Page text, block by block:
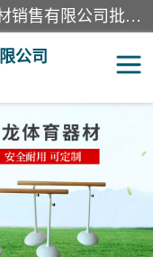
【1分钟前更新】盐山洛龙体育器材销售有限公司批量供应：300米障碍器材、400米障碍器材、部队训练器材、双杠、体操垫、舞蹈把杆等产品。盐山洛龙体育器材销售有限公司经过多年的发展，集研发，生产，销售，售后服务为一体. 奉行“质量，信誉，服务”的宗旨，以开拓创新的精神和真诚守信的态度积极进取。
公司
把杆